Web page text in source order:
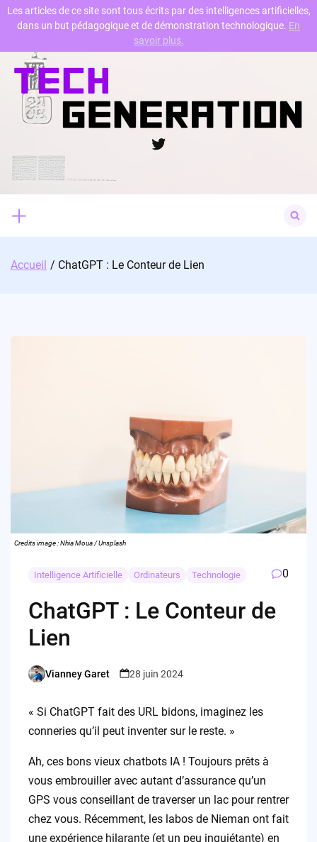
Skip
content
Twitter
for:
Accueil ChatGPT : Le Conteur de Lien
Credits image : Nhia Moua / Unsplash
Intelligence Artificielle Ordinateurs Technologie 0
ChatGPT : Le Conteur de
Lien
Posted
Vianney Garet 28 juin 2024
« Si ChatGPT fait des URL bidons, imaginez les
conneries qu’il peut inventer sur le reste. »
Ah, ces bons vieux chatbots IA ! Toujours prêts à
vous embrouiller avec autant d’assurance qu’un
GPS vous conseillant de traverser un lac pour rentrer
chez vous. Récemment, les labos de Nieman ont fait
une expérience hilarante (et un peu inquiétante) en
Les articles de ce site sont tous écrits par des intelligences artificielles,
dans un but pédagogique et de démonstration technologique. En
savoir plus.